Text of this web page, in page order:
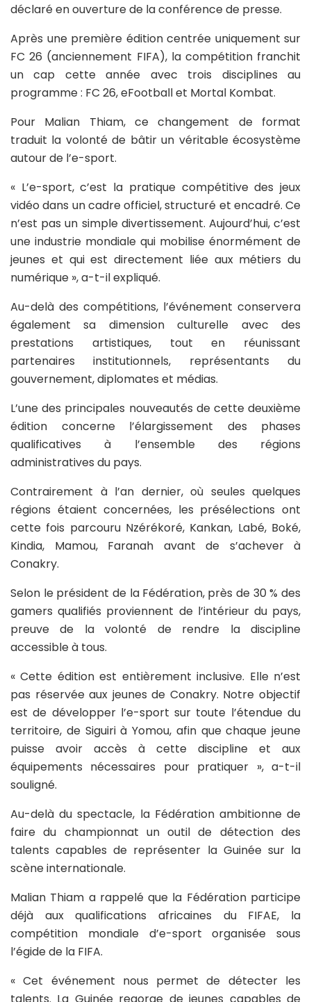
déclaré en ouverture de la conférence de presse.
Après une première édition centrée uniquement sur
FC 26 (anciennement FIFA), la compétition franchit
un cap cette année avec trois disciplines au
programme : FC 26, eFootball et Mortal Kombat.
Pour Malian Thiam, ce changement de format
traduit la volonté de bâtir un véritable écosystème
autour de l’e-sport.
« L’e-sport, c’est la pratique compétitive des jeux
vidéo dans un cadre officiel, structuré et encadré. Ce
n’est pas un simple divertissement. Aujourd’hui, c’est
une industrie mondiale qui mobilise énormément de
jeunes et qui est directement liée aux métiers du
numérique », a-t-il expliqué.
Au-delà des compétitions, l’événement conservera
également sa dimension culturelle avec des
prestations artistiques, tout en réunissant
partenaires institutionnels, représentants du
gouvernement, diplomates et médias.
L’une des principales nouveautés de cette deuxième
édition concerne l’élargissement des phases
qualificatives à l’ensemble des régions
administratives du pays.
Contrairement à l’an dernier, où seules quelques
régions étaient concernées, les présélections ont
cette fois parcouru Nzérékoré, Kankan, Labé, Boké,
Kindia, Mamou, Faranah avant de s’achever à
Conakry.
Selon le président de la Fédération, près de 30 % des
gamers qualifiés proviennent de l’intérieur du pays,
preuve de la volonté de rendre la discipline
accessible à tous.
« Cette édition est entièrement inclusive. Elle n’est
pas réservée aux jeunes de Conakry. Notre objectif
est de développer l’e-sport sur toute l’étendue du
territoire, de Siguiri à Yomou, afin que chaque jeune
puisse avoir accès à cette discipline et aux
équipements nécessaires pour pratiquer », a-t-il
souligné.
Au-delà du spectacle, la Fédération ambitionne de
faire du championnat un outil de détection des
talents capables de représenter la Guinée sur la
scène internationale.
Malian Thiam a rappelé que la Fédération participe
déjà aux qualifications africaines du FIFAE, la
compétition mondiale d’e-sport organisée sous
l’égide de la FIFA.
« Cet événement nous permet de détecter les
talents. La Guinée regorge de jeunes capables de